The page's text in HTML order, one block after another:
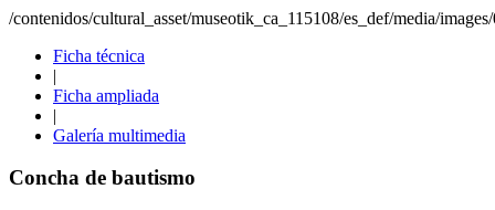
/contenidos/cultural_asset/museotik_ca_115108/es_def/media/
Ficha técnica
|
Ficha ampliada
|
Galería multimedia
Concha de bautismo